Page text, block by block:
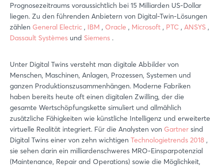
Prognosezeitraums voraussichtlich bei 15 Milliarden US-Dollar
liegen. Zu den führenden Anbietern von Digital-Twin-Lösungen
zählen General Electric , IBM , Oracle , Microsoft , PTC , ANSYS ,
Dassault Systèmes und Siemens .
Unter Digital Twins versteht man digitale Abbilder von
Menschen, Maschinen, Anlagen, Prozessen, Systemen und
ganzen Produktionszusammenhängen. Moderne Fabriken
haben bereits heute oft einen digitalen Zwilling, der die
gesamte Wertschöpfungskette simuliert und allmählich
zusätzliche Fähigkeiten wie künstliche Intelligenz und erweiterte
virtuelle Realität integriert. Für die Analysten von Gartner sind
Digital Twins einer von zehn wichtigen Technologietrends 2018 ,
sie sehen darin ein milliardenschweres MRO-Einsparpotenzial
(Maintenance, Repair and Operations) sowie die Möglichkeit,